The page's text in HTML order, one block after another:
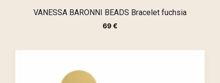
VANESSA BARONNI BEADS Bracelet fuchsia
69€